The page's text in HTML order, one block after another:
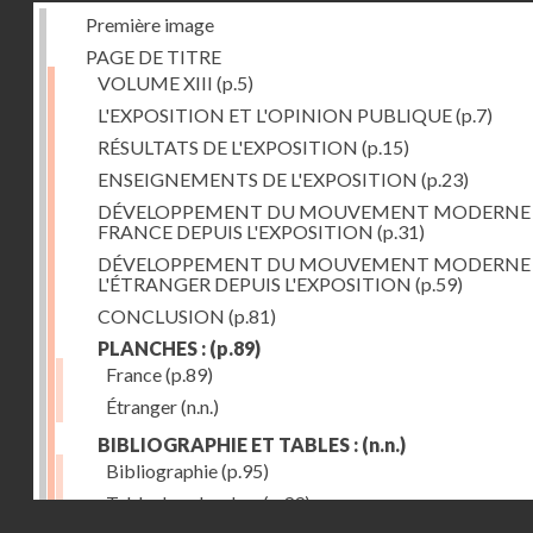
Première image
PAGE DE TITRE
VOLUME XIII (p.5)
L'EXPOSITION ET L'OPINION PUBLIQUE(p.7)
RÉSULTATS DE L'EXPOSITION (p.15)
ENSEIGNEMENTS DE L'EXPOSITION (p.23)
DÉVELOPPEMENT DU MOUVEMENT
FRANCE DEPUIS L'EXPOSITION (p.31)
DÉVELOPPEMENT DU MOUVEMENT
L'ÉTRANGER DEPUIS L'EXPOSITION (p.59)
CONCLUSION (p.81)
PLANCHES : (p.89)
France(p.89)
Étranger(n.n.)
BIBLIOGRAPHIE ET TABLES : (n.n.)
Bibliographie(p.95)
Table des planches(p.99)